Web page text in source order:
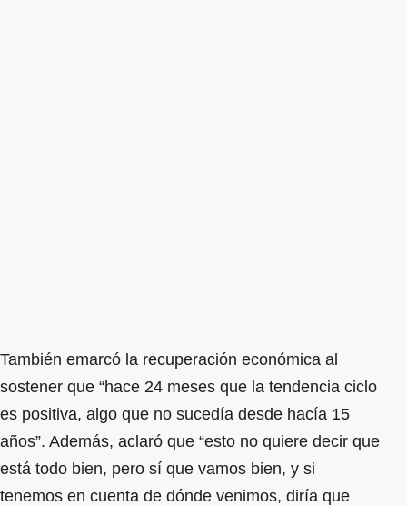
También emarcó la recuperación económica al
sostener que “hace 24 meses que la tendencia ciclo
es positiva, algo que no sucedía desde hacía 15
años”. Además, aclaró que “esto no quiere decir que
está todo bien, pero sí que vamos bien, y si
tenemos en cuenta de dónde venimos, diría que